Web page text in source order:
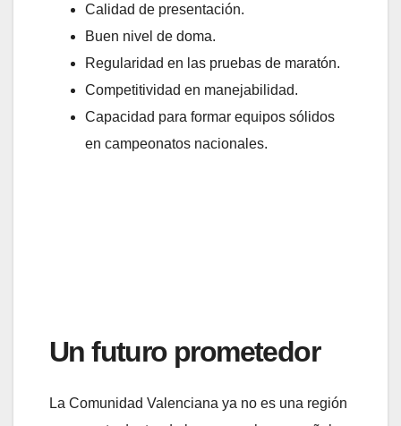
Calidad de presentación.
Buen nivel de doma.
Regularidad en las pruebas de maratón.
Competitividad en manejabilidad.
Capacidad para formar equipos sólidos
en campeonatos nacionales.
Un futuro prometedor
La Comunidad Valenciana ya no es una región